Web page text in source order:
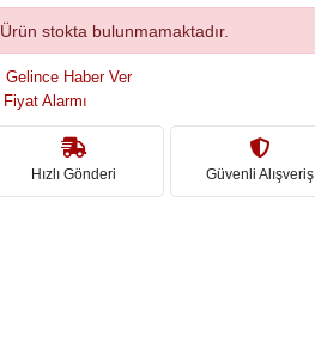
Ürün stokta bulunmamaktadır.
Gelince Haber Ver
Fiyat Alarmı
Hızlı Gönderi Güvenli Alışveriş